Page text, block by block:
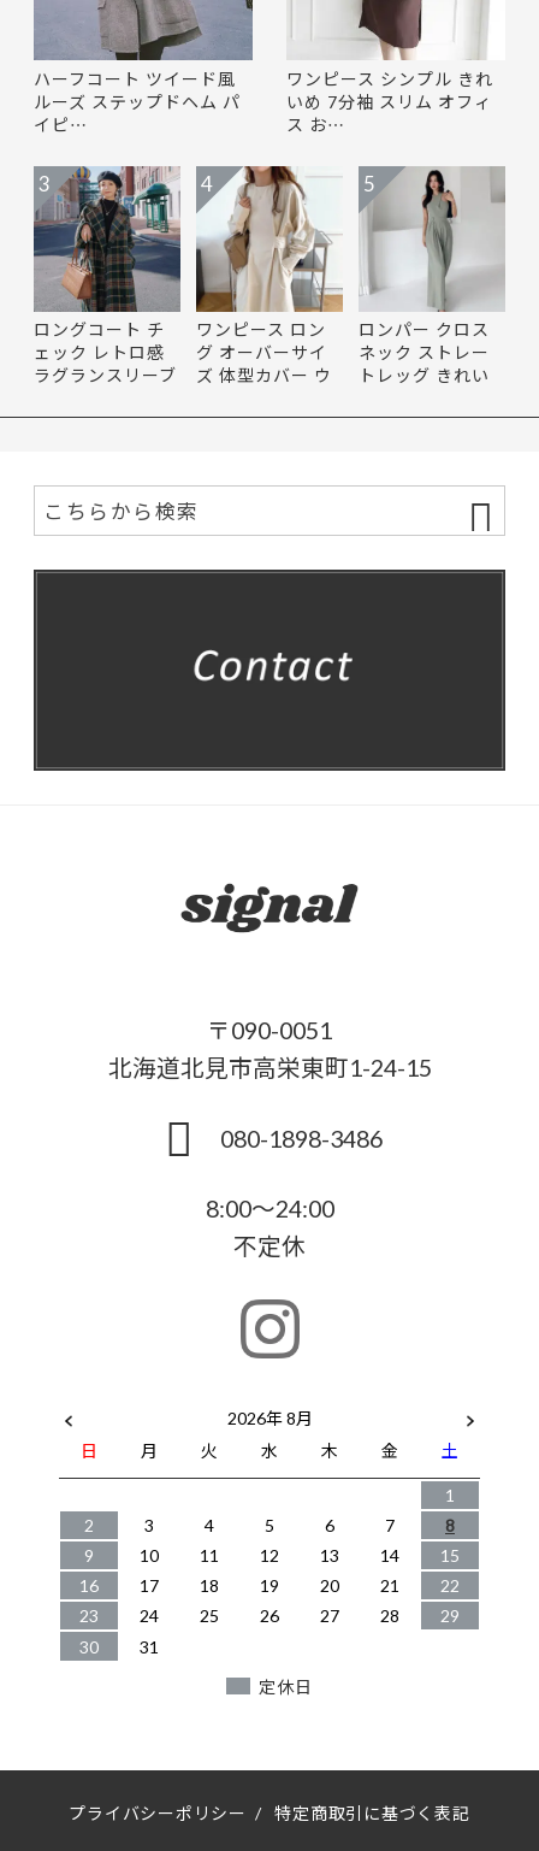
ハーフコート ツイード風
ルーズ ステップドヘム パ
イピ…
ワンピース シンプル きれ
いめ 7分袖 スリム オフィ
ス お…
ロングコート チ
ェック レトロ感
ラグランスリーブ
3
ワンピース ロン
グ オーバーサイ
ズ 体型カバー ウ
4
ロンパー クロス
ネック ストレー
トレッグ きれい
5
〒090-0051
北海道北見市高栄東町1-24-15
080-1898-3486
8:00～24:00
不定休
2026年 8月
日
月 火 水 木 金
土
1
2
3 4 5 6 7
8
9
10 11 12 13 14
15
16
17 18 19 20 21
22
23
24 25 26 27 28
29
30
31
定休日
プライバシーポリシー / 特定商取引に基づく表記